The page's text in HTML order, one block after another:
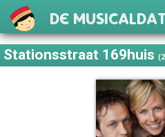
De
Stationsstraat 169huis